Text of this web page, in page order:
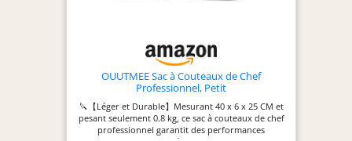
intégrant qualité et
précision dans
chaque couteau.
OUUTMEE Sac à Couteaux de Chef
Professionnel, Petit
🔪【Léger et Durable】Mesurant 40 x 6 x 25 CM et
pesant seulement 0.8 kg, ce sac à couteaux de chef
professionnel garantit des performances